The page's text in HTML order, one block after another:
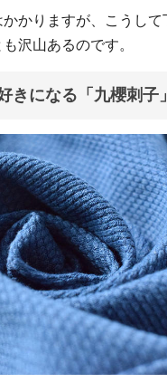
かりますが、こうして
沢山あるのです。
きになる「九櫻刺子」